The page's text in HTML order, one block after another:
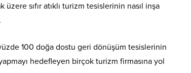
sıfır atıklı turizm tesislerinin nasıl inşa
100 doğa dostu geri dönüşüm tesislerinin
hedefleyen birçok turizm firmasına yol